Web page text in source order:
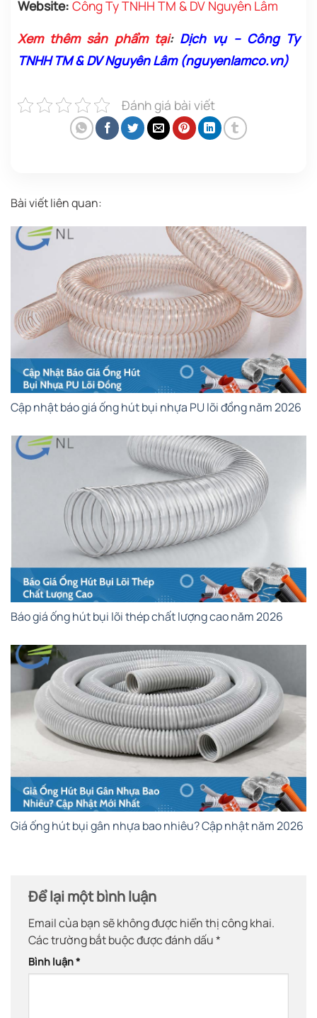
Website: Công Ty TNHH TM & DV Nguyên Lâm
Xem thêm sản phẩm tại: Dịch vụ – Công Ty
TNHH TM & DV Nguyên Lâm (nguyenlamco.vn)
Đánh giá bài viết
Bài viết liên quan:
Cập nhật báo giá ống hút bụi nhựa PU lõi đồng năm 2026
Báo giá ống hút bụi lõi thép chất lượng cao năm 2026
Giá ống hút bụi gân nhựa bao nhiêu? Cập nhật năm 2026
Để lại một bình luận
Email của bạn sẽ không được hiển thị công khai.
Các trường bắt buộc được đánh dấu*
Bình luận*